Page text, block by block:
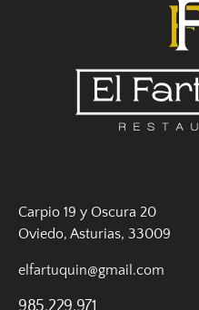
Carpio 19 y Oscura 20
Oviedo, Asturias, 33009
elfartuquin@gmail.com